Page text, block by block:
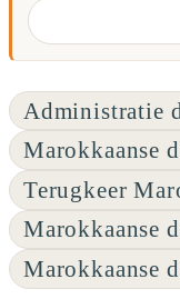
Administratie
Marokkaanse
Terugkeer
Marokkaanse
Marokkaanse